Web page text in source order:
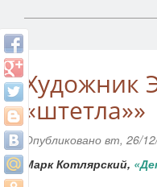
Художник
«штетла»»
Опубликовано вт, 26/
Марк Котлярский,